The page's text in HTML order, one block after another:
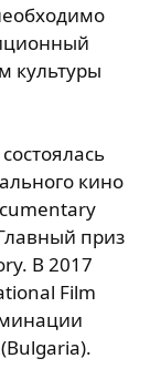
культуры
кино
приз
В 2017
Film